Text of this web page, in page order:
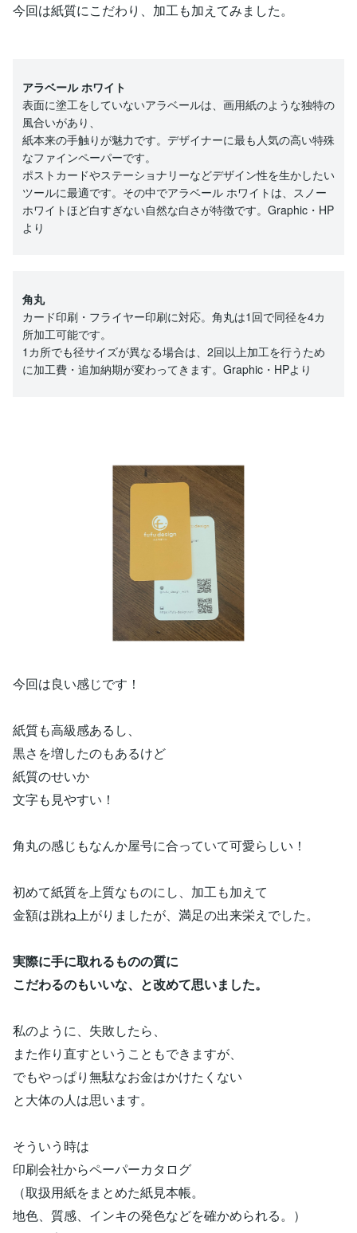
今回は紙質にこだわり、加工も加えてみました。
アラベール ホワイト
表面に塗工をしていないアラベールは、画用紙のような独特の
風合いがあり、
紙本来の手触りが魅力です。デザイナーに最も人気の高い特殊
なファインペーパーです。
ポストカードやステーショナリーなどデザイン性を生かしたい
ツールに最適です。その中でアラベール ホワイトは、スノー
ホワイトほど白すぎない自然な白さが特徴です。Graphic・HP
より
角丸
カード印刷・フライヤー印刷に対応。角丸は1回で同径を4カ
所加工可能です。
1カ所でも径サイズが異なる場合は、2回以上加工を行うため
に加工費・追加納期が変わってきます。Graphic・HPより
今回は良い感じです！
紙質も高級感あるし、
黒さを増したのもあるけど
紙質のせいか
文字も見やすい！
角丸の感じもなんか屋号に合っていて可愛らしい！
初めて紙質を上質なものにし、加工も加えて
金額は跳ね上がりましたが、満足の出来栄えでした。
実際に手に取れるものの質に
こだわるのもいいな、と改めて思いました。
私のように、失敗したら、
また作り直すということもできますが、
でもやっぱり無駄なお金はかけたくない
と大体の人は思います。
そういう時は
印刷会社からペーパーカタログ
（取扱用紙をまとめた紙見本帳。
地色、質感、インキの発色などを確かめられる。）